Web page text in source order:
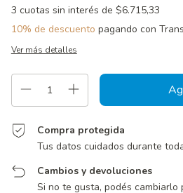
3 cuotas sin interés de $6.715,33
10% de descuento pagando con
Ver más detalles
Compra protegida
Tus datos cuidados durante
Cambios y devoluciones
Si no te gusta, podés